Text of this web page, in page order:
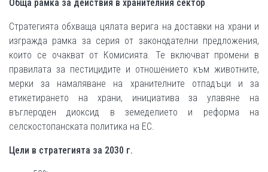
Обща рамка за действия в хранителния сектор
Стратегията обхваща цялата верига на доставки на храни и
изгражда рамка за серия от законодателни предложения,
които се очакват от Комисията. Те включват промени в
правилата за пестицидите и отношението към животните,
мерки за намаляване на хранителните отпадъци и за
етикетирането на храни, инициатива за улавяне на
въглероден диоксид в земеделието и реформа на
селскостопанската политика на ЕС.
Цели в стратегията за 2030 г.